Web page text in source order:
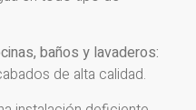
baños y lavaderos:
de alta calidad.